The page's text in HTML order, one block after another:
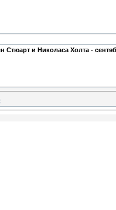
и Николаса Холта -